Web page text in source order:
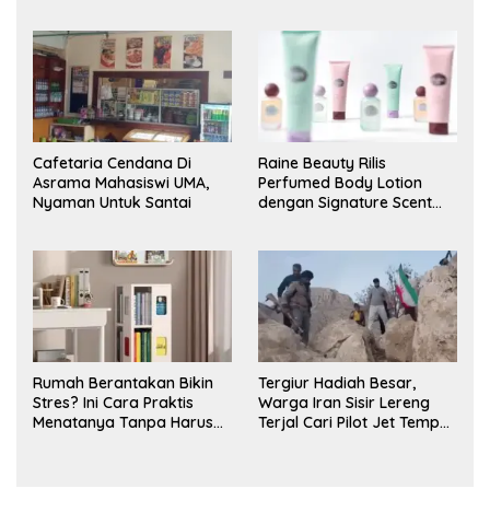
Cafetaria Cendana Di
Asrama Mahasiswi UMA,
Nyaman Untuk Santai
Raine Beauty Rilis
Perfumed Body Lotion
dengan Signature Scent
Rumah Berantakan Bikin
Stres? Ini Cara Praktis
Menatanya Tanpa Harus
Tergiur Hadiah Besar,
Warga Iran Sisir Lereng
Terjal Cari Pilot Jet Tempur